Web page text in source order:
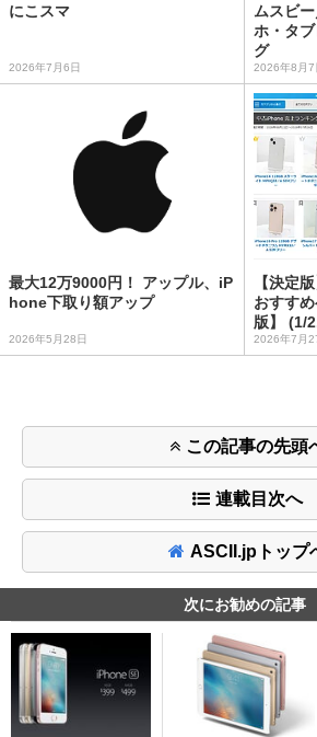
にこスマ
2026年7月6日
ムスビ
ホ・タ
グ
2026年8月7
最大12万9000円！ アップル、iP
hone下取り額アップ
2026年5月28日
【決定
おすす
版】 (1/
2026年7月
この記事の先頭
連載目次へ
ASCII.jpトップ
次にお勧めの記事